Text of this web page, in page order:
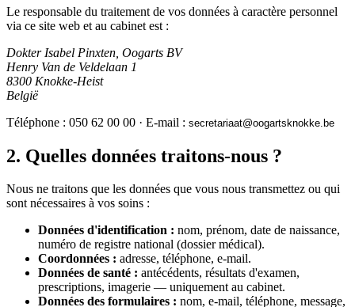
Le responsable du traitement de vos données à caractère personnel
via ce site web et au cabinet est :
Dokter Isabel Pinxten, Oogarts BV
Henry Van de Veldelaan 1
8300 Knokke-Heist
België
Téléphone : 050 62 00 00 · E-mail : eb.ekkonkstragoo
@
taairaterces
2. Quelles données traitons-nous ?
Nous ne traitons que les données que vous nous transmettez ou qui
sont nécessaires à vos soins :
Données d'identification : nom, prénom, date de naissance,
numéro de registre national (dossier médical).
Coordonnées : adresse, téléphone, e-mail.
Données de santé : antécédents, résultats d'examen,
prescriptions, imagerie — uniquement au cabinet.
Données des formulaires : nom, e-mail, téléphone, message,